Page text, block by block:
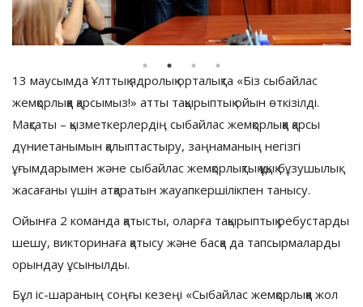
13 маусымда Ұлттық ядролық орталықта «Біз сыбайлас
жемқорлыққа қарсымыз!» атты тақырыптық ойын өткізілді.
Мақсаты – қызметкерлердің сыбайлас жемқорлыққа қарсы
дүниетанымын қалыптастыру, заңнаманың негізгі
ұғымдарымен және сыбайлас жемқорлықтық құқық бұзушылық
жасағаны үшін атқаратын жауапкершілікпен танысу.
Ойынға 2 команда қатысты, оларға тақырыптық ребустарды
шешу, викторинаға қатысу және басқа да тапсырмаларды
орындау ұсынылды.
Бұл іс-шараның соңғы кезеңі «Сыбайлас жемқорлыққа жол